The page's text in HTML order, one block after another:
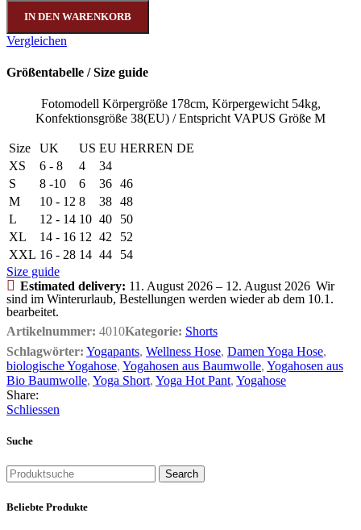
IN DEN WARENKORB
Vergleichen
Größentabelle / Size guide
Fotomodell Körpergröße 178cm, Körpergewicht 54kg,
Konfektionsgröße 38(EU) / Entspricht VAPUS Größe M
Size UK US EU HERREN DE
XS
6 - 8 4
34
S
8 -10 6 36 46
M
10 - 12 8 38 48
L
12 - 14 10 40
50
XL
14 - 16 12 42
52
XXL 16 - 28 14 44
54
Size guide
Estimated delivery: 11. August 2026 – 12. August 2026 Wir
sind im Winterurlaub, Bestellungen werden wieder ab dem 10.1.
bearbeitet.
Artikelnummer: 4010Kategorie: Shorts
Schlagwörter: Yogapants, Wellness Hose, Damen Yoga Hose,
biologische Yogahose, Yogahosen aus Baumwolle, Yogahosen aus
Bio Baumwolle, Yoga Short, Yoga Hot Pant, Yogahose
Share:
Schliessen
Suche
Search
Beliebte Produkte